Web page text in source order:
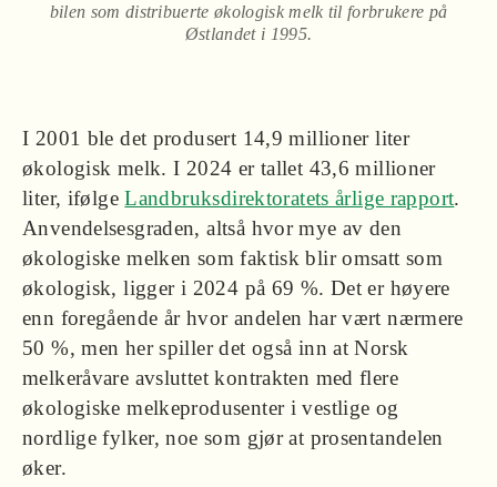
bilen som distribuerte økologisk melk til forbrukere på
Østlandet i 1995.
I 2001 ble det produsert 14,9 millioner liter
økologisk melk. I 2024 er tallet 43,6 millioner
liter, ifølgeLandbruksdirektoratets årlige rapport.
Anvendelsesgraden, altså hvor mye av den
økologiske melken som faktisk blir omsatt som
økologisk, ligger i 2024 på 69 %. Det er høyere
enn foregående år hvor andelen har vært nærmere
50 %, men her spiller det også inn at Norsk
melkeråvare avsluttet kontrakten med flere
økologiske melkeprodusenter i vestlige og
nordlige fylker, noe som gjør at prosentandelen
øker.